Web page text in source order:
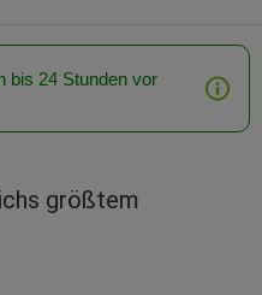
bis 24 Stunden vor
größtem